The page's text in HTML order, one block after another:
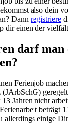
also dein
Dann registriere
dir einen der
darf man
Ferienjob
(JArbSchG)
Jahren nicht
beträgt
allerdings einige